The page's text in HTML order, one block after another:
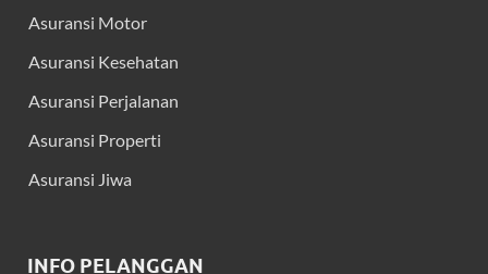
Asuransi Motor
Asuransi Kesehatan
Asuransi Perjalanan
Asuransi Properti
Asuransi Jiwa
INFO PELANGGAN